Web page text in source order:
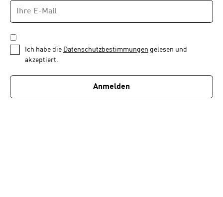
Newsletter
1
von
E-
MAIL-
ADRESSE
DATENSCHUTZBESTIMMUNGEN
*
Ich habe die Datenschutzbestimmungen gelesen und
akzeptiert.
Anmelden